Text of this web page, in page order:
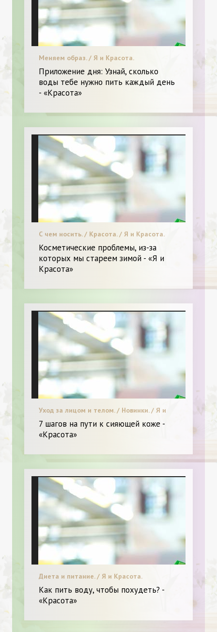
Меняем образ. / Я и Красота.
Приложение дня: Узнай, сколько
воды тебе нужно пить каждый день
- «Красота»
С чем носить. / Красота. / Я и Красота.
Косметические проблемы, из-за
которых мы стареем зимой - «Я и
Красота»
Уход за лицом и телом. / Новинки. / Я и
Красота.
7 шагов на пути к сияющей коже -
«Красота»
Диета и питание. / Я и Красота.
Как пить воду, чтобы похудеть? -
«Красота»